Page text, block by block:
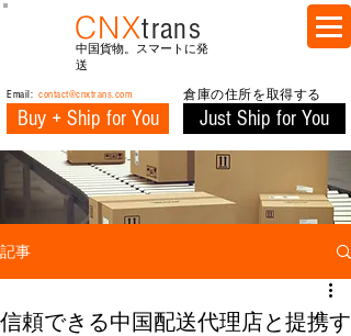
CNXtrans
中国貨物。スマートに発
送
Email: contact@cnxtrans.com
Buy + Ship for You
倉庫の住所を取得する
Just Ship for You
記事
信頼できる中国配送代理店と提携す